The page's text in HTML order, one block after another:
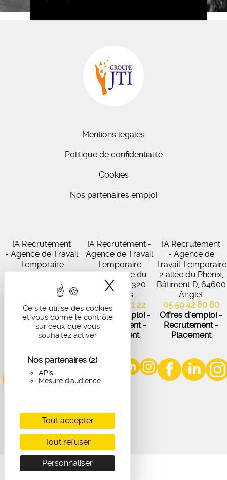
Ce site utilise des cookies
et vous donne le contrôle
sur ceux que vous
souhaitez activer
Nos partenaires (2)
APIs
Mesure d'audience
Tout accepter
Tout refuser
Personnaliser
X Masquer le
Mentions légales
Politique de confidentialité
Cookies
Nos partenaires emploi
IA Recrutement
- Agence de Travail
Temporaire
27 Avenue de
Virecourt, 33370
Artigues-près-
Bordeaux
05 56 67 48 57
Offres d'emploi -
Recrutement -
IA Recrutement -
Agence de Travail
Temporaire
102 Avenue du
Médoc, 33320
Eysines
05 56 45 21 22
Offres d'emploi -
Recrutement -
Placement
IA Recrutement
- Agence de
Travail Temporaire
2 allée du Phénix,
Bâtiment D, 64600
Anglet
05 59 42 80 80
Offres d'emploi -
Recrutement -
Placement